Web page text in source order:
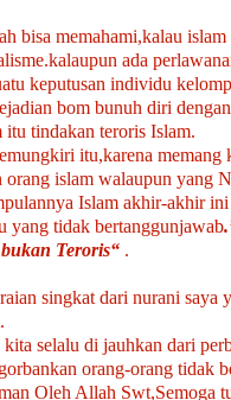
bisa memahami,kalau islam
ada
keputusan individu
bom bunuh diri
itu tindakan teroris Islam.
itu,karena memang
orang islam walaupun yang
Islam akhir-akhir
yang tidak bertanggunjawab
Teroris“ .
singkat dari nurani saya
.
selalu di jauhkan dari
orang-orang tidak
Oleh Allah Swt,Semoga